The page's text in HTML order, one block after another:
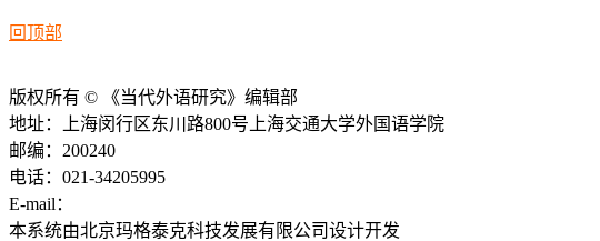
回顶部
版权所有 © 《当代外语研究》编辑部
地址：上海闵行区东川路800号上海交通大学外国语学院
邮编：200240
电话：021-34205995
E-mail：
本系统由北京玛格泰克科技发展有限公司设计开发